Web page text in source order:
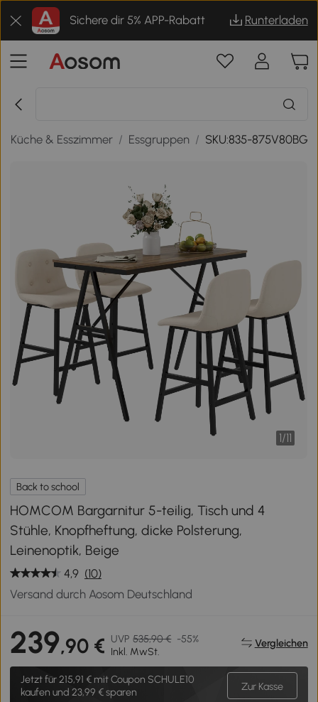
Sichere dir 5% APP-Rabatt Runterladen
Küche & Esszimmer / Essgruppen / SKU:835-875V80BG
1/11
Back to school
HOMCOM Bargarnitur 5-teilig, Tisch und 4
Stühle, Knopfheftung, dicke Polsterung,
Leinenoptik, Beige
4,9 (10)
Versand durch Aosom Deutschland
239,90 € UVP 535,90 € -55%
Inkl. MwSt.
Vergleichen
Jetzt für215,91 €mit Coupon SCHULE10
kaufen und 23,99 € sparen
Zur Kasse